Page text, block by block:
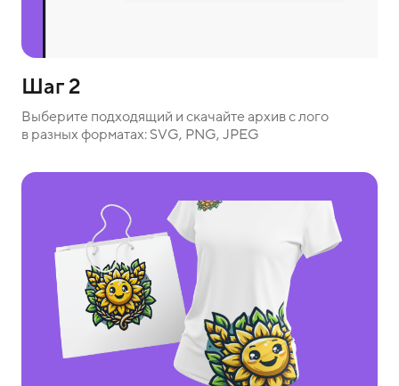
Шаг 2
Выберите подходящий и скачайте архив с лого
в разных форматах: SVG, PNG, JPEG